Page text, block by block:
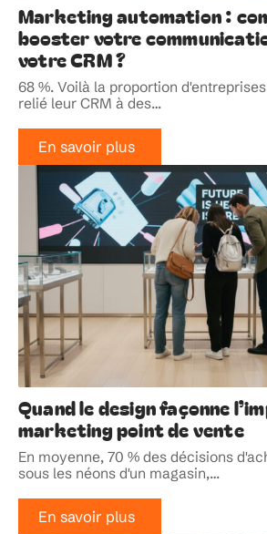
Marketing automation :
booster votre
votre CRM ?
68 %. Voilà la proportion
relié leur CRM à des…
En savoir plus
Quand le design façonne
marketing point de vente
En moyenne, 70 % des décisions
sous les néons d'un magasin,…
En savoir plus